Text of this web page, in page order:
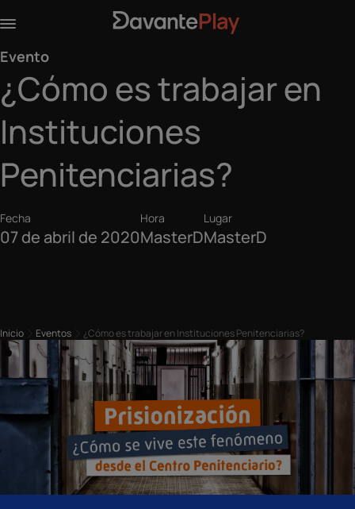
Evento
¿Cómo es trabajar en
Instituciones
Penitenciarias?
Fecha
07 de abril de 2020
Hora
MasterD
Lugar
MasterD
Inicio Eventos ¿Cómo es trabajar en Instituciones Penitenciarias?